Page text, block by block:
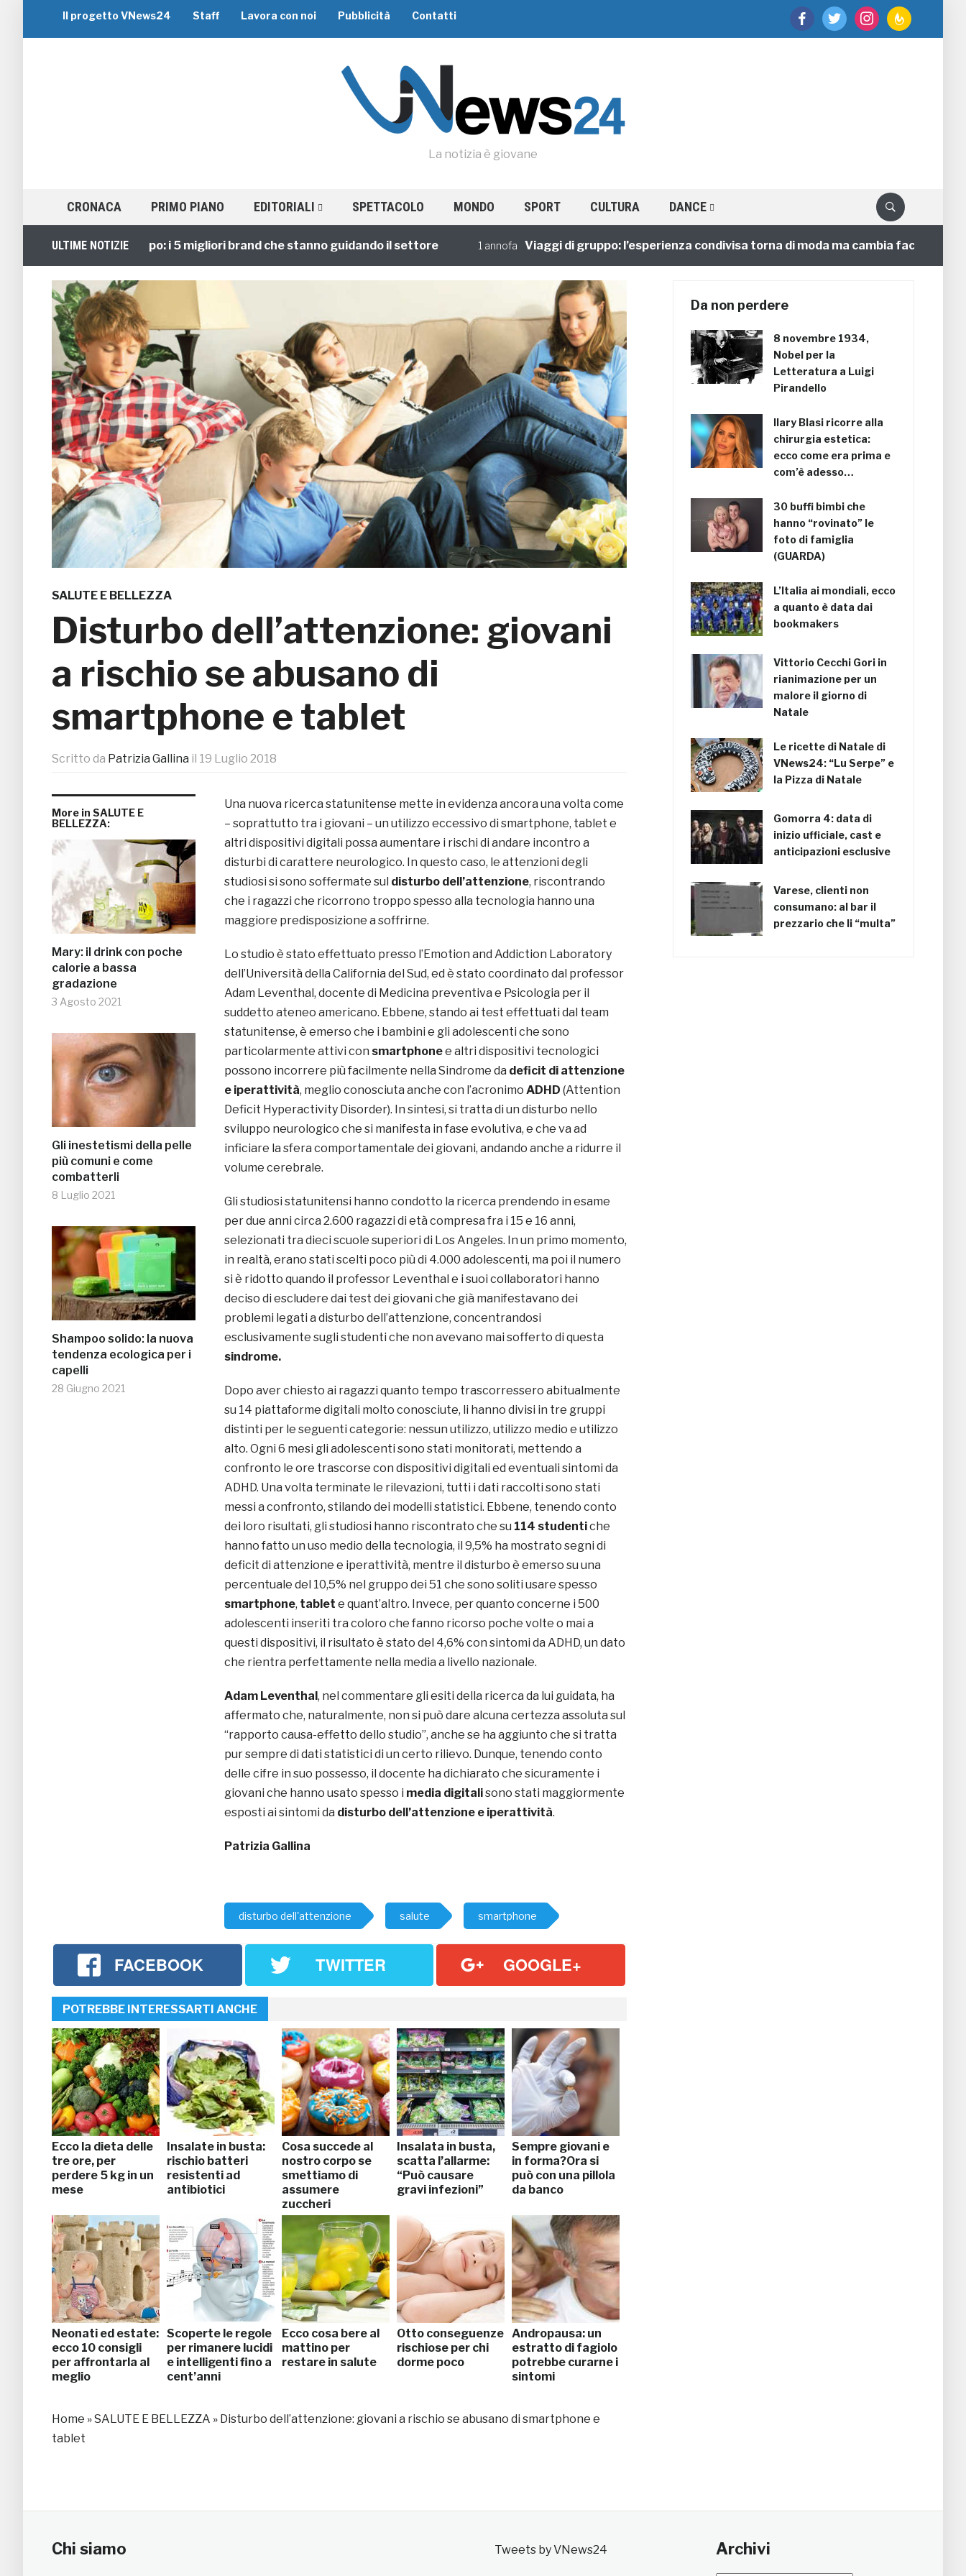
facebooktwitter instagramfeedburner
Il progetto VNews24 Staff Lavora con noi Pubblicità Contatti
La notizia è giovane
CRONACA PRIMO PIANO EDITORIALI SPETTACOLO MONDO SPORT CULTURA DANCE
ULTIME NOTIZIE
Viaggi di Gruppo: i 5 migliori brand che stanno guidando il settore Viaggi di gruppo: l’esperienza condivisa torna di moda ma cambia faccia
SALUTE E BELLEZZA
Disturbo dell’attenzione: giovani
a rischio se abusano di
smartphone e tablet
Scritto da Patrizia Gallina il 19 Luglio 2018
More in SALUTE E
BELLEZZA:
Mary: il drink con poche
calorie a bassa
gradazione
3 Agosto 2021
Gli inestetismi della pelle
più comuni e come
combatterli
8 Luglio 2021
Shampoo solido: la nuova
tendenza ecologica per i
capelli
28 Giugno 2021
Una nuova ricerca statunitense mette in evidenza ancora una volta come
– soprattutto tra i giovani – un utilizzo eccessivo di smartphone, tablet e
altri dispositivi digitali possa aumentare i rischi di andare incontro a
disturbi di carattere neurologico. In questo caso, le attenzioni degli
studiosi si sono soffermate sul disturbo dell’attenzione, riscontrando
che i ragazzi che ricorrono troppo spesso alla tecnologia hanno una
maggiore predisposizione a soffrirne.
Lo studio è stato effettuato presso l’Emotion and Addiction Laboratory
dell’Università della California del Sud, ed è stato coordinato dal professor
Adam Leventhal, docente di Medicina preventiva e Psicologia per il
suddetto ateneo americano. Ebbene, stando ai test effettuati dal team
statunitense, è emerso che i bambini e gli adolescenti che sono
particolarmente attivi con smartphonee altri dispositivi tecnologici
possono incorrere più facilmente nella Sindrome da deficit di attenzione
e iperattività, meglio conosciuta anche con l’acronimo ADHD (Attention
Deficit Hyperactivity Disorder). In sintesi, si tratta di un disturbo nello
sviluppo neurologico che si manifesta in fase evolutiva, e che va ad
inficiare la sfera comportamentale dei giovani, andando anche a ridurre il
volume cerebrale.
Gli studiosi statunitensi hanno condotto la ricerca prendendo in esame
per due anni circa 2.600 ragazzi di età compresa fra i 15 e 16 anni,
selezionati tra dieci scuole superiori di Los Angeles. In un primo momento,
in realtà, erano stati scelti poco più di 4.000 adolescenti, ma poi il numero
si è ridotto quando il professor Leventhal e i suoi collaboratori hanno
deciso di escludere dai test dei giovani che già manifestavano dei
problemi legati a disturbo dell’attenzione, concentrandosi
esclusivamente sugli studenti che non avevano mai sofferto di questa
sindrome.
Dopo aver chiesto ai ragazzi quanto tempo trascorressero abitualmente
su 14 piattaforme digitali molto conosciute, li hanno divisi in tre gruppi
distinti per le seguenti categorie: nessun utilizzo, utilizzo medio e utilizzo
alto. Ogni 6 mesi gli adolescenti sono stati monitorati, mettendo a
confronto le ore trascorse con dispositivi digitali ed eventuali sintomi da
ADHD. Una volta terminate le rilevazioni, tutti i dati raccolti sono stati
messi a confronto, stilando dei modelli statistici. Ebbene, tenendo conto
dei loro risultati, gli studiosi hanno riscontrato che su 114 studentiche
hanno fatto un uso medio della tecnologia, il 9,5% ha mostrato segni di
deficit di attenzione e iperattività, mentre il disturbo è emerso su una
percentuale del 10,5% nel gruppo dei 51 che sono soliti usare spesso
smartphone, tablet e quant’altro. Invece, per quanto concerne i 500
adolescenti inseriti tra coloro che fanno ricorso poche volte o mai a
questi dispositivi, il risultato è stato del 4,6% con sintomi da ADHD, un dato
che rientra perfettamente nella media a livello nazionale.
Adam Leventhal, nel commentare gli esiti della ricerca da lui guidata, ha
affermato che, naturalmente, non si può dare alcuna certezza assoluta sul
“rapporto causa-effetto dello studio”, anche se ha aggiunto che si tratta
pur sempre di dati statistici di un certo rilievo. Dunque, tenendo conto
delle cifre in suo possesso, il docente ha dichiarato che sicuramente i
giovani che hanno usato spesso i media digitalisono stati maggiormente
esposti ai sintomi da disturbo dell’attenzione e iperattività.
Patrizia Gallina
disturbo dell'attenzione salute smartphone
FACEBOOK TWITTER GOOGLE+
POTREBBE INTERESSARTI ANCHE
Ecco la dieta delle
tre ore, per
perdere 5 kg in un
mese
Insalate in busta:
rischio batteri
resistenti ad
antibiotici
Cosa succede al
nostro corpo se
smettiamo di
assumere
zuccheri
Insalata in busta,
scatta l’allarme:
“Può causare
gravi infezioni”
Sempre giovani e
in forma?Ora si
può con una pillola
da banco
Neonati ed estate:
ecco 10 consigli
per affrontarla al
meglio
Scoperte le regole
per rimanere lucidi
e intelligenti fino a
cent’anni
Ecco cosa bere al
mattino per
restare in salute
Otto conseguenze
rischiose per chi
dorme poco
Andropausa: un
estratto di fagiolo
potrebbe curarne i
sintomi
Home »SALUTE E BELLEZZA » Disturbo dell’attenzione: giovani a rischio se abusano di smartphone e
tablet
Da non perdere
8 novembre 1934,
Nobel per la
Letteratura a Luigi
Pirandello
Ilary Blasi ricorre alla
chirurgia estetica:
ecco come era prima e
com’è adesso…
30 buffi bimbi che
hanno “rovinato” le
foto di famiglia
(GUARDA)
L’Italia ai mondiali, ecco
a quanto è data dai
bookmakers
Vittorio Cecchi Gori in
rianimazione per un
malore il giorno di
Natale
Le ricette di Natale di
VNews24: “Lu Serpe” e
la Pizza di Natale
Gomorra 4: data di
inizio ufficiale, cast e
anticipazioni esclusive
Varese, clienti non
consumano: al bar il
prezzario che li “multa”
Chi siamo Tweets by VNews24 Archivi